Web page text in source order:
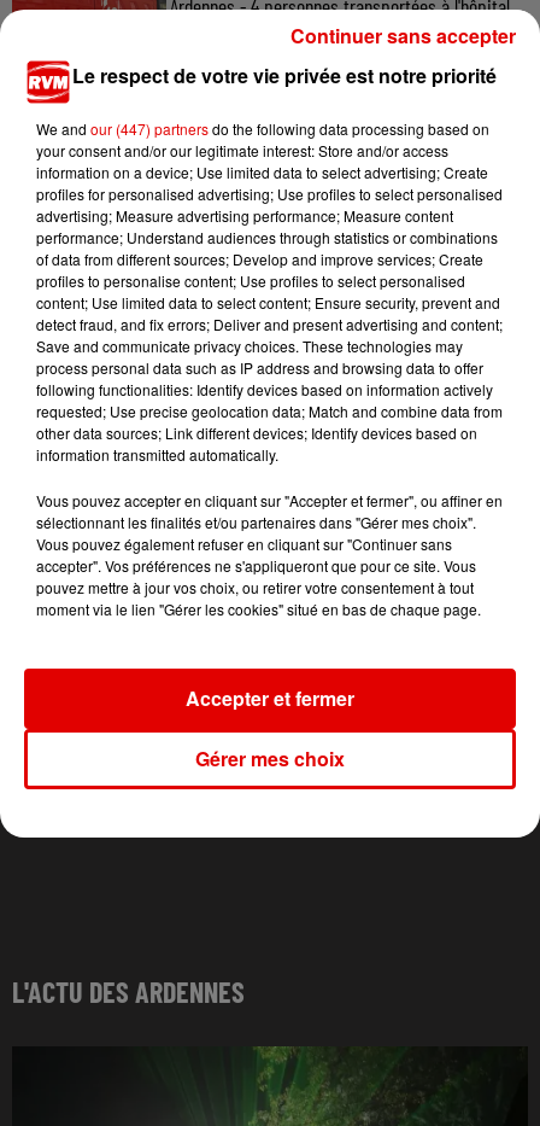
Ardennes - 4 personnes transportées à l'hôpital
après une collision...
TITRES DIFFUSÉS
19h33
19h33
Je Pense A Vous
19h29
19h29
Who Will You
Follow
19h26
19h26
Respire Fort
L'ACTU DES ARDENNES
Le respect de votre vie privée est notre priorité
We and our (447) partnersdo the following data processing based on
your consent and/or our legitimate interest: Store and/or access
information on a device; Use limited data to select advertising; Create
profiles for personalised advertising; Use profiles to select personalised
advertising; Measure advertising performance; Measure content
performance; Understand audiences through statistics or combinations
of data from different sources; Develop and improve services; Create
profiles to personalise content; Use profiles to select personalised
content; Use limited data to select content; Ensure security, prevent and
detect fraud, and fix errors; Deliver and present advertising and content;
Save and communicate privacy choices. These technologies may
process personal data such as IP address and browsing data to offer
following functionalities: Identify devices based on information actively
requested; Use precise geolocation data; Match and combine data from
other data sources; Link different devices; Identify devices based on
information transmitted automatically.
Vous pouvez accepter en cliquant sur "Accepter et fermer", ou affiner en
sélectionnant les finalités et/ou partenaires dans "Gérer mes choix".
Vous pouvez également refuser en cliquant sur "Continuer sans
accepter". Vos préférences ne s'appliqueront que pour ce site. Vous
pouvez mettre à jour vos choix, ou retirer votre consentement à tout
moment via le lien "Gérer les cookies" situé en bas de chaque page.
Gérer mes choix
Accepter et fermer
Continuer sans accepter